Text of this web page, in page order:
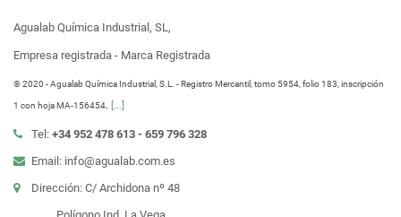
Agualab Química Industrial, SL,
Empresa registrada - Marca Registrada
® 2020 - Agualab Química Industrial, S.L. - Registro Mercantil, tomo 5954, folio 183, inscripción
1 con hoja MA-156454. [...]
Tel: +34 952 478 613 - 659 796 328
Email: info@agualab.com.es
Dirección: C/ Archidona nº 48